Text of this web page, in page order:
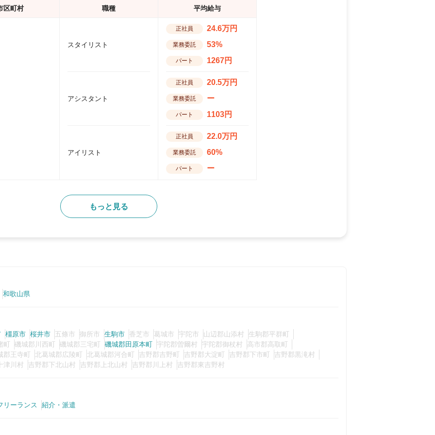
区町村 職種 平均給与
スタイリスト
正社員 24.6万円
業務委託 53%
パート 1267円
アシスタント
正社員 20.5万円
業務委託 ー
パート 1103円
アイリスト
正社員 22.0万円
業務委託 60%
パート ー
もっと見る
和歌山県
橿原市 桜井市 五條市 御所市 生駒市 香芝市 葛城市 宇陀市 山辺郡山添村
生駒郡平群町
町
磯城郡川西町 磯城郡三宅町 磯城郡田原本町 宇陀郡曽爾村 宇陀郡御杖村
高市郡高取町
郡王寺町
北葛城郡広陵町 北葛城郡河合町 吉野郡吉野町 吉野郡大淀町 吉野郡下市町
吉野郡黒滝村
津川村
吉野郡下北山村 吉野郡上北山村 吉野郡川上村 吉野郡東吉野村
リーランス 紹介・派遣